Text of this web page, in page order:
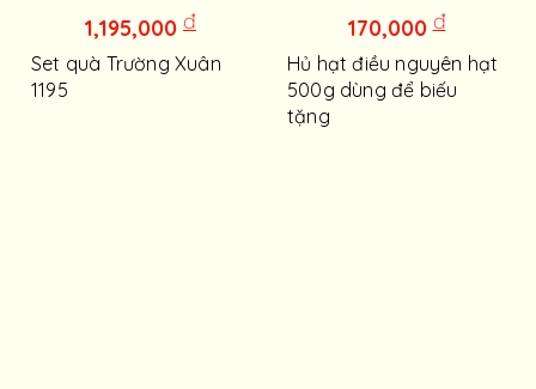
1,195,000 đ
Set quà Trường Xuân
1195
170,000 đ
Hủ hạt điều nguyên hạt
500g dùng để biếu
tặng